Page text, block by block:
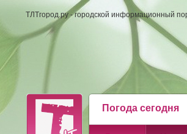
ТЛТгород.ру - городской информационный
Погода сегодня